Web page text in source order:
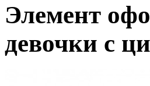
Элемент
девочки с